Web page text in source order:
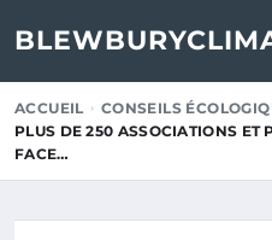
ACCUEIL
CONSEILS
PLUS DE 250 ASSOCIATIONS ET
FACE…